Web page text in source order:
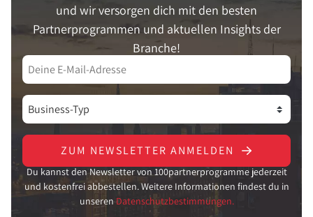
und wir versorgen dich mit den besten
Partnerprogrammen und aktuellen Insights der
Branche!
ZUM NEWSLETTER ANMELDEN
Du kannst den Newsletter von 100partnerprogramme jederzeit
und kostenfrei abbestellen. Weitere Informationen findest du in
unseren Datenschutzbestimmungen.